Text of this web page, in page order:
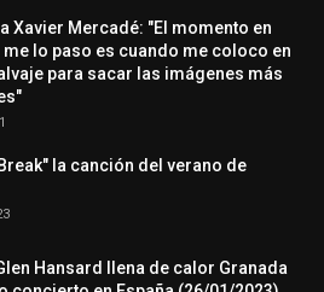
Xavier Mercadé: "El momento en
lo paso es cuando me coloco en
para sacar las imágenes más
la canción del verano de
Hansard llena de calor Granada